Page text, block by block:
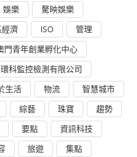
娛樂
驁映娛樂
濟 ISO
管理
門青年創業孵化中心
環科監控檢測有限公司
生活 物流
智慧城市
綜藝 珠寶
趨勢
要點
資訊科技
旅遊
集點